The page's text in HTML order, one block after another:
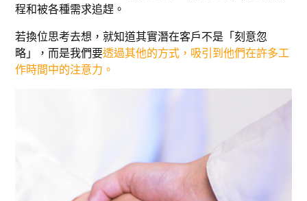
程和被各種需求追趕。
若換位思考去想，就知道其實潛在客戶不是「刻意忽
略」，而是我們要透過其他的方式，吸引到他們在許多工
作時間中的注意力。